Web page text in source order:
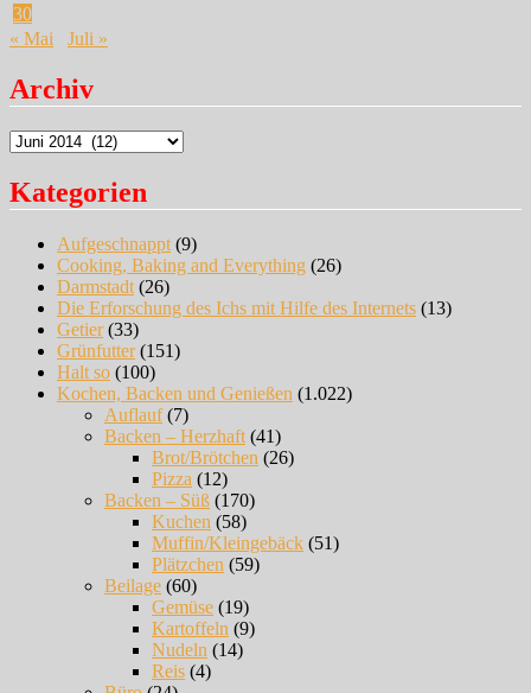
30
« Mai
Juli »
Archiv
Archiv
Kategorien
Aufgeschnappt (9)
Cooking, Baking and Everything (26)
Darmstadt (26)
Die Erforschung des Ichs mit Hilfe des Internets (13)
Getier(33)
Grünfutter(151)
Halt so (100)
Kochen, Backen und Genießen (1.022)
Auflauf(7)
Backen – Herzhaft (41)
Brot/Brötchen (26)
Pizza (12)
Backen – Süß (170)
Kuchen (58)
Muffin/Kleingebäck (51)
Plätzchen (59)
Beilage (60)
Gemüse (19)
Kartoffeln (9)
Nudeln (14)
Reis (4)